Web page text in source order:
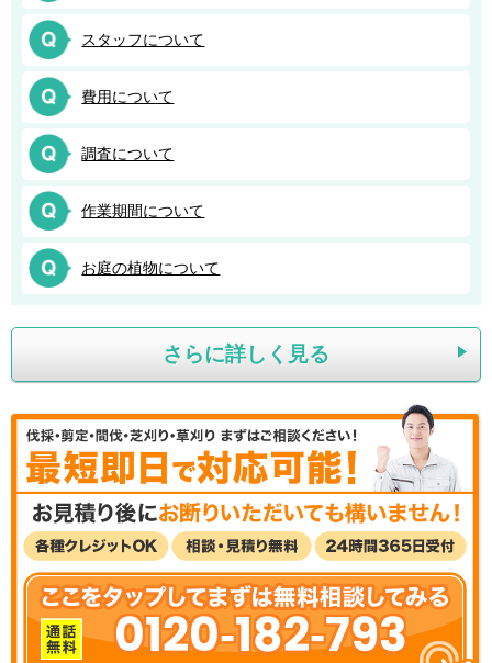
スタッフについて
費用について
調査について
作業期間について
お庭の植物について
さらに詳しく見る
0120-182-793